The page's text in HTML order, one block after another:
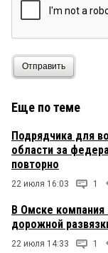
Отправить
Еще по теме
Подрядчика для
области за
повторно
22 июля 16:03 1
В Омске
дорожной
22 июля 14:33 1